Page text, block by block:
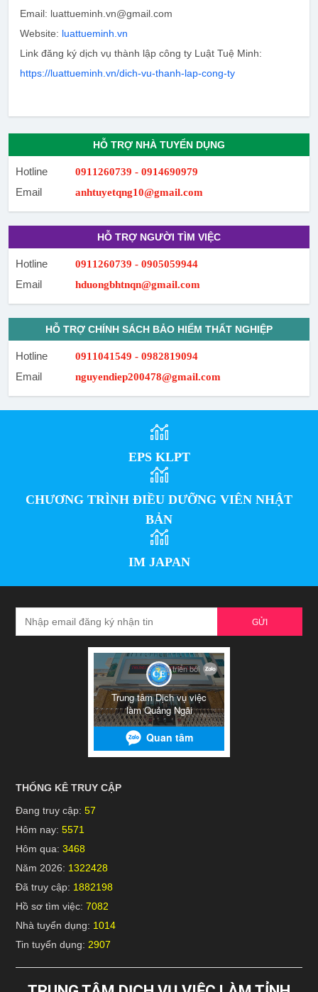
Email: luattueminh.vn@gmail.com
Website: luattueminh.vn
Link đăng ký dịch vụ thành lập công ty Luật Tuệ Minh:
https://luattueminh.vn/dich-vu-thanh-lap-cong-ty
HỖ TRỢ NHÀ TUYỂN DỤNG
Hotline 0911260739 - 0914690979
Email anhtuyetqng10@gmail.com
HỖ TRỢ NGƯỜI TÌM VIỆC
Hotline 0911260739 - 0905059944
Email hduongbhtnqn@gmail.com
HỖ TRỢ CHÍNH SÁCH BẢO HIỂM THẤT NGHIỆP
Hotline 0911041549 - 0982819094
Email nguyendiep200478@gmail.com
EPS KLPT
CHƯƠNG TRÌNH ĐIỀU DƯỠNG VIÊN NHẬT
BẢN
IM JAPAN
GỬI
THỐNG KÊ TRUY CẬP
Đang truy cập: 57
Hôm nay: 5571
Hôm qua: 3468
Năm 2026: 1322428
Đã truy cập: 1882198
Hồ sơ tìm việc: 7082
Nhà tuyển dụng: 1014
Tin tuyển dụng: 2907